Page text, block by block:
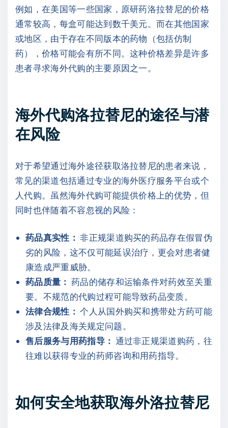
例如，在美国等一些国家，原研药洛拉替尼的价格
通常较高，每盒可能达到数千美元。而在其他国家
或地区，由于存在不同版本的药物（包括仿制
药），价格可能会有所不同。这种价格差异是许多
患者寻求海外代购的主要原因之一。
海外代购洛拉替尼的途径与潜
在风险
对于希望通过海外途径获取洛拉替尼的患者来说，
常见的渠道包括通过专业的海外医疗服务平台或个
人代购。虽然海外代购可能提供价格上的优势，但
同时也伴随着不容忽视的风险：
药品真实性： 非正规渠道购买的药品存在假冒伪
劣的风险，这不仅可能延误治疗，更会对患者健
康造成严重威胁。
药品质量： 药品的储存和运输条件对药效至关重
要。不规范的代购过程可能导致药品变质。
法律合规性： 个人从国外购买和携带处方药可能
涉及法律及海关规定问题。
售后服务与用药指导： 通过非正规渠道购药，往
往难以获得专业的药师咨询和用药指导。
如何安全地获取海外洛拉替尼